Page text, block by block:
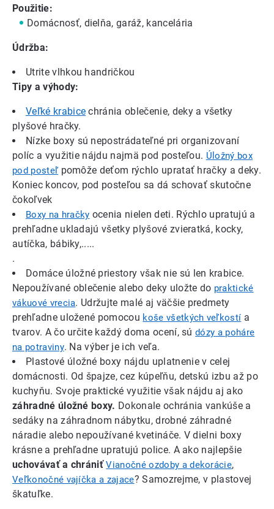
Použitie:
Domácnosť, dielňa, garáž, kancelária
Údržba:
Utrite vlhkou handričkou
Tipy a výhody:
Veľké krabice chránia oblečenie, deky a všetky
plyšové hračky.
Nízke boxy sú nepostrádateľné pri organizovaní
políc a využitie nájdu najmä pod posteľou. Úložný box
pod posteľ pomôže deťom rýchlo upratať hračky a deky.
Koniec koncov, pod posteľou sa dá schovať skutočne
čokoľvek
Boxy na hračky ocenia nielen deti. Rýchlo upratujú a
prehľadne ukladajú všetky plyšové zvieratká, kocky,
autíčka, bábiky,.....
.
Domáce úložné priestory však nie sú len krabice.
Nepoužívané oblečenie alebo deky uložte do praktické
vákuové vrecia. Udržujte malé aj väčšie predmety
prehľadne uložené pomocou koše všetkých veľkostí a
tvarov. A čo určite každý doma ocení, súdózy a poháre
na potraviny. Na výber je ich veľa.
Plastové úložné boxy nájdu uplatnenie v celej
domácnosti. Od špajze, cez kúpeľňu, detskú izbu až po
kuchyňu. Svoje praktické využitie však nájdu aj ako
záhradné úložné boxy. Dokonale ochránia vankúše a
sedáky na záhradnom nábytku, drobné záhradné
náradie alebo nepoužívané kvetináče. V dielni boxy
krásne a prehľadne upratujú police. A ako najlepšie
uchovávať a chrániť Vianočné ozdoby a dekorácie,
Veľkonočné vajíčka a zajace? Samozrejme, v plastovej
škatuľke.